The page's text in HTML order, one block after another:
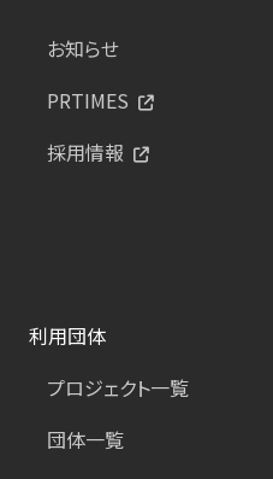
お知らせ
PRTIMES
採用情報
利用団体
プロジェクト一覧
団体一覧